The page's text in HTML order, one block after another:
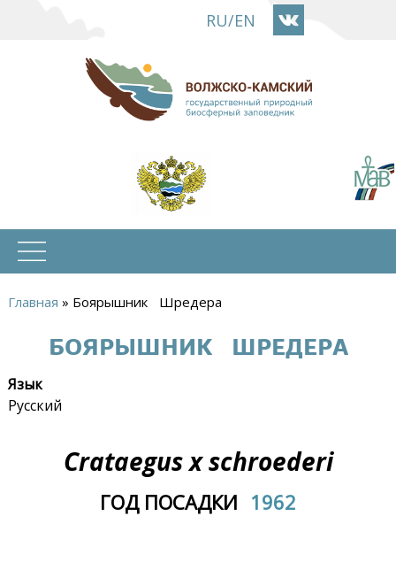
основному
содержанию
RU/EN
здесь
Главная » Боярышник Шредера
БОЯРЫШНИК ШРЕДЕРА
Язык
Русский
Crataegus x schroederi
ГОД ПОСАДКИ 1962